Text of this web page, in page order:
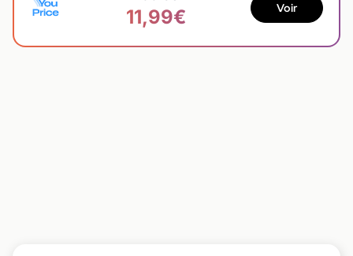
11,99€ Voir